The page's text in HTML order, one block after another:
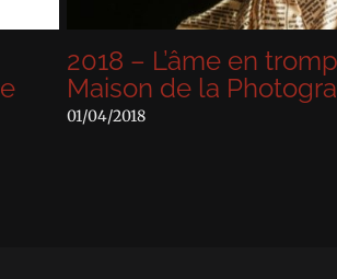
2018 – L’âme en trompe
Maison de la Photographie
01/04/2018